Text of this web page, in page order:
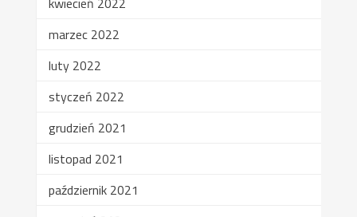
marzec 2022
luty 2022
styczeń 2022
grudzień 2021
listopad 2021
październik 2021